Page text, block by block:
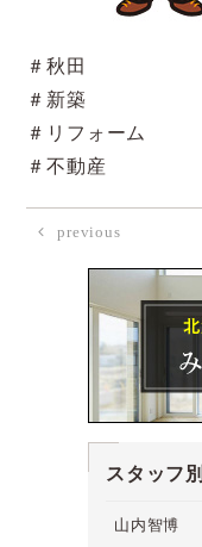
＃秋田
＃新築
＃リフォーム
＃不動産
previous
スタッフ別
山内智博